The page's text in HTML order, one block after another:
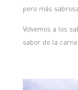
pero más sabrosa.
Volvemos a los
sabor de la